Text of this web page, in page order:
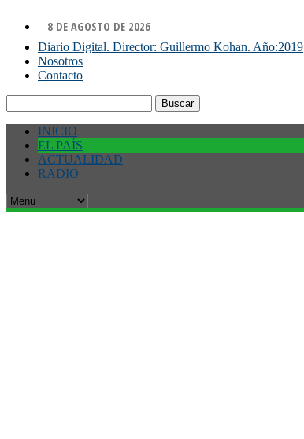
8 DE AGOSTO DE 2026
Diario Digital. Director: Guillermo Kohan. Año:2019
Nosotros
Contacto
INICIO
EL PAÍS
ACTUALIDAD
RADIO